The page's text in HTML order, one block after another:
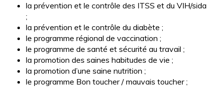
la prévention et le contrôle des ITSS et du VIH/sida
;
la prévention et le contrôle du diabète ;
le programme régional de vaccination ;
le programme de santé et sécurité au travail ;
la promotion des saines habitudes de vie ;
la promotion d’une saine nutrition ;
le programme Bon toucher / mauvais toucher ;